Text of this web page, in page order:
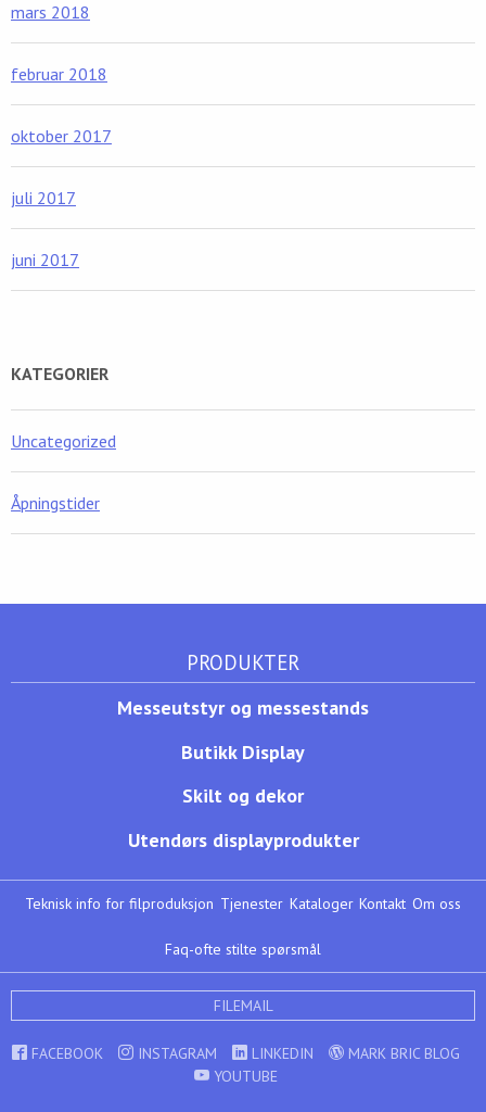
mars 2018
februar 2018
oktober 2017
juli 2017
juni 2017
KATEGORIER
Uncategorized
Åpningstider
PRODUKTER
Messeutstyr og messestands
Butikk Display
Skilt og dekor
Utendørs displayprodukter
Teknisk info for filproduksjon Tjenester Kataloger Kontakt Om oss
Faq-ofte stilte spørsmål
FILEMAIL
FACEBOOK INSTAGRAM LINKEDIN
MARK BRIC BLOG
YOUTUBE